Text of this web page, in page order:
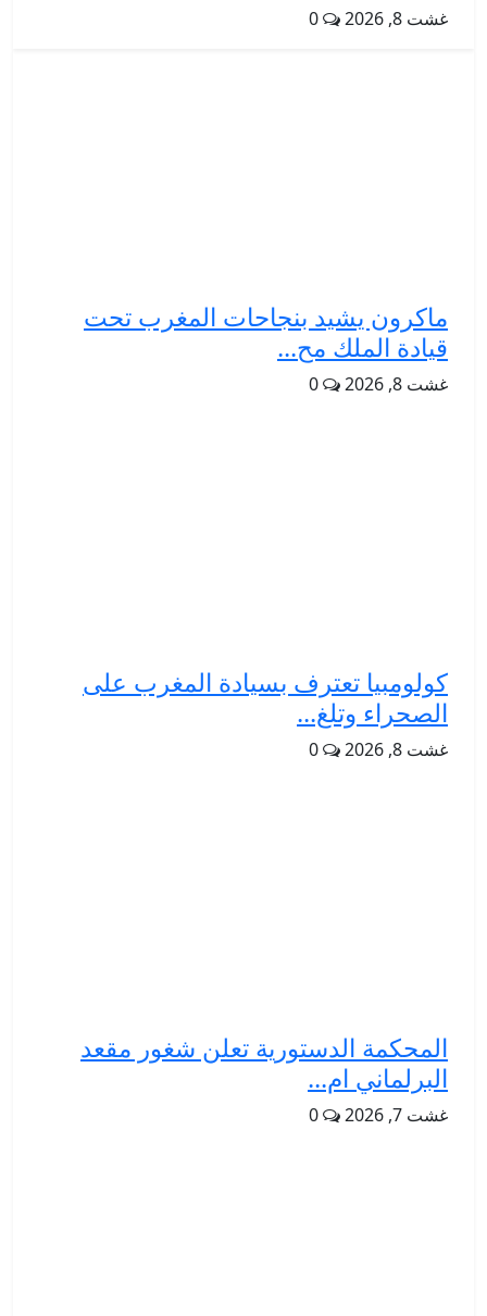
غشت 8, 2026 0
ماكرون يشيد بنجاحات المغرب تحت
قيادة الملك مح...
غشت 8, 2026 0
كولومبيا تعترف بسيادة المغرب على
الصحراء وتلغ...
غشت 8, 2026 0
المحكمة الدستورية تعلن شغور مقعد
البرلماني ام...
غشت 7, 2026 0